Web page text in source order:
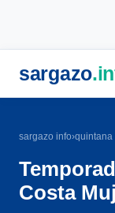
sargazo
sargazo info›quintana
Costa